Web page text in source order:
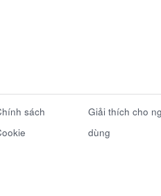
sách
Giải thích cho
dùng